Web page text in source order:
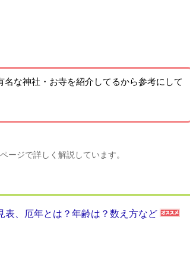
名な神社・お寺を紹介 してるから参考にして
ジで詳しく解説しています。
表、厄年とは？年齢は？数え方など